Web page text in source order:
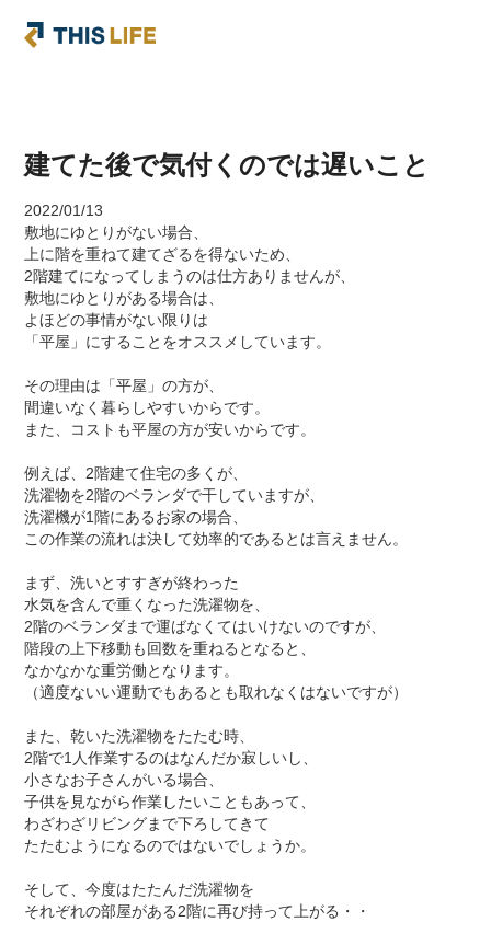
建てた後で気付くのでは遅いこと
2022/01/13
敷地にゆとりがない場合、
上に階を重ねて建てざるを得ないため、
2階建てになってしまうのは仕方ありませんが、
敷地にゆとりがある場合は、
よほどの事情がない限りは
「平屋」にすることをオススメしています。
その理由は「平屋」の方が、
間違いなく暮らしやすいからです。
また、コストも平屋の方が安いからです。
例えば、2階建て住宅の多くが、
洗濯物を2階のベランダで干していますが、
洗濯機が1階にあるお家の場合、
この作業の流れは決して効率的であるとは言えません。
まず、洗いとすすぎが終わった
水気を含んで重くなった洗濯物を、
2階のベランダまで運ばなくてはいけないのですが、
階段の上下移動も回数を重ねるとなると、
なかなかな重労働となります。
（適度ないい運動でもあるとも取れなくはないですが）
また、乾いた洗濯物をたたむ時、
2階で1人作業するのはなんだか寂しいし、
小さなお子さんがいる場合、
子供を見ながら作業したいこともあって、
わざわざリビングまで下ろしてきて
たたむようになるのではないでしょうか。
そして、今度はたたんだ洗濯物を
それぞれの部屋がある2階に再び持って上がる・・